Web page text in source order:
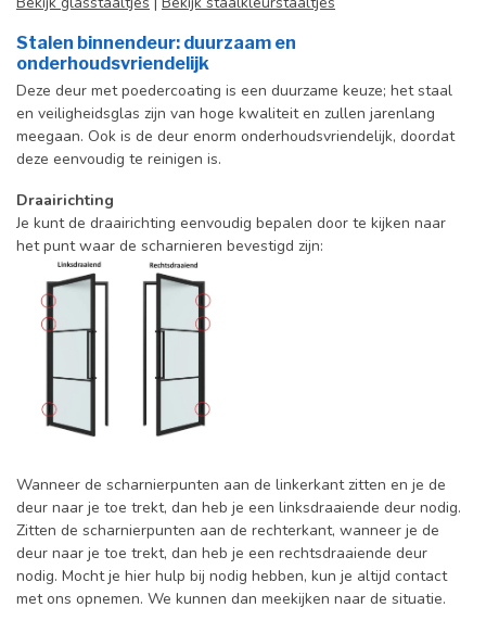
Stalen binnendeur: duurzaam en
onderhoudsvriendelijk
Deze deur met poedercoating is een duurzame keuze; het staal
en veiligheidsglas zijn van hoge kwaliteit en zullen jarenlang
meegaan. Ook is de deur enorm onderhoudsvriendelijk, doordat
deze eenvoudig te reinigen is.
Draairichting
Je kunt de draairichting eenvoudig bepalen door te kijken naar
het punt waar de scharnieren bevestigd zijn:
Wanneer de scharnierpunten aan de linkerkant zitten en je de
deur naar je toe trekt, dan heb je een linksdraaiende deur nodig.
Zitten de scharnierpunten aan de rechterkant, wanneer je de
deur naar je toe trekt, dan heb je een rechtsdraaiende deur
nodig. Mocht je hier hulp bij nodig hebben, kun je altijd contact
met ons opnemen. We kunnen dan meekijken naar de situatie.